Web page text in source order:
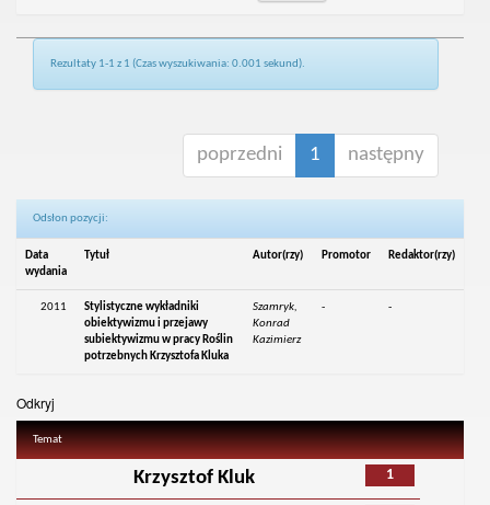
Rezultaty 1-1 z 1 (Czas wyszukiwania: 0.001 sekund).
poprzedni 1 następny
Odsłon pozycji:
Data
wydania
Tytuł Autor(rzy) Promotor Redaktor(rzy)
2011
Stylistyczne wykładniki
obiektywizmu i przejawy
subiektywizmu w pracy Roślin
potrzebnych Krzysztofa Kluka
Szamryk,
Konrad
Kazimierz
- -
Odkryj
Temat
1
Krzysztof Kluk